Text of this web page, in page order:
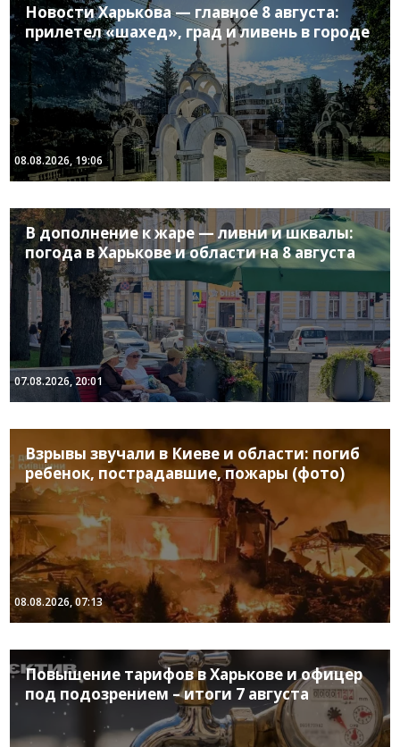
Новости Харькова — главное 8 августа:
прилетел «шахед», град и ливень в городе
08.08.2026, 19:06
В дополнение к жаре — ливни и шквалы:
погода в Харькове и области на 8 августа
07.08.2026, 20:01
Взрывы звучали в Киеве и области: погиб
ребенок, пострадавшие, пожары (фото)
08.08.2026, 07:13
Повышение тарифов в Харькове и офицер
под подозрением – итоги 7 августа